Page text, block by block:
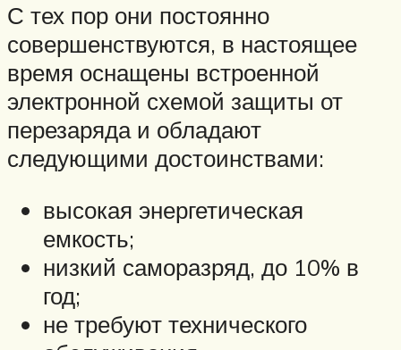
С тех пор они постоянно
совершенствуются, в настоящее
время оснащены встроенной
электронной схемой защиты от
перезаряда и обладают
следующими достоинствами:
высокая энергетическая
емкость;
низкий саморазряд, до 10% в
год;
не требуют технического